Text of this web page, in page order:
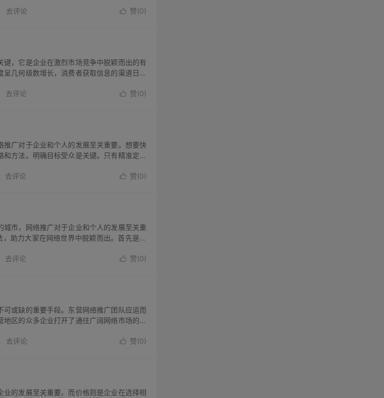
文和内容。...
 赞(0)
去评论
，它是企业在激烈市场竞争中脱颖而出的有
几何级数增长，消费者获取信息的渠道日益
定位是网络...
 赞(0)
去评论
广对于企业和个人的发展至关重要。想要快
方法。明确目标受众是关键。只有精准定位
一家主打时...
 赞(0)
去评论
市，网络推广对于企业和个人的发展至关重
助力大家在网络世界中脱颖而出。首先是社
优质内容，...
 赞(0)
去评论
或缺的重要手段。东营网络推广团队应运而
区的众多企业打开了通往广阔网络市场的大
户群体。团...
 赞(0)
去评论
的发展至关重要。而价格则是企业在选择相